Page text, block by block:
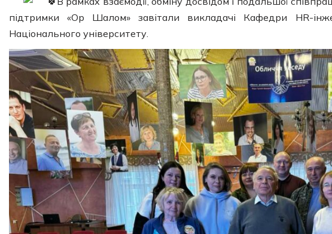
підтримки «Ор Шалом» завітали викладачі Кафедри HR-
Національного університету.